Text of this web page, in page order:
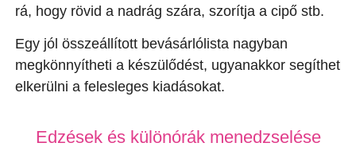
rá, hogy rövid a nadrág szára, szorítja a cipő stb.
Egy jól összeállított bevásárlólista nagyban
megkönnyítheti a készülődést, ugyanakkor segíthet
elkerülni a felesleges kiadásokat.
Edzések és különórák menedzselése